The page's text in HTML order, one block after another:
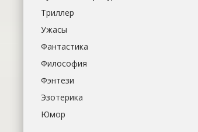
Триллер
Ужасы
Фантастика
Философия
Фэнтези
Эзотерика
Юмор